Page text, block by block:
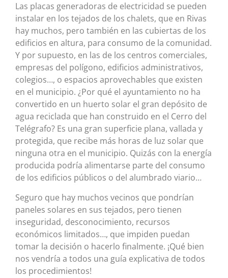
Las placas generadoras de electricidad se pueden
instalar en los tejados de los chalets, que en Rivas
hay muchos, pero también en las cubiertas de los
edificios en altura, para consumo de la comunidad.
Y por supuesto, en las de los centros comerciales,
empresas del polígono, edificios administrativos,
colegios…, o espacios aprovechables que existen
en el municipio. ¿Por qué el ayuntamiento no ha
convertido en un huerto solar el gran depósito de
agua reciclada que han construido en el Cerro del
Telégrafo? Es una gran superficie plana, vallada y
protegida, que recibe más horas de luz solar que
ninguna otra en el municipio. Quizás con la energía
producida podría alimentarse parte del consumo
de los edificios públicos o del alumbrado viario…
Seguro que hay muchos vecinos que pondrían
paneles solares en sus tejados, pero tienen
inseguridad, desconocimiento, recursos
económicos limitados…, que impiden puedan
tomar la decisión o hacerlo finalmente. ¡Qué bien
nos vendría a todos una guía explicativa de todos
los procedimientos!